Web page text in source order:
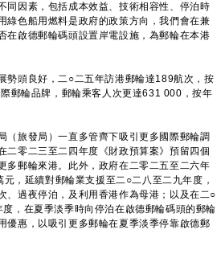
同因素，包括成本效益、技術相容性、停泊時
綠色船用燃料是政府的政策方向，我們會在兼
在啟德郵輪碼頭設置岸電設施，為郵輪在本港
頭良好，二○二五年訪港郵輪達189航次，按
郵輪品牌，郵輪乘客人次更達631 000，按年
旅發局）一直多管齊下吸引更多國際郵輪調
二零二三至二四年度《財政預算案》預留四個
多郵輪來港。此外，政府在二零二五至二六年
，延續對郵輪業支援至二○二八至二九年度，
、過夜停泊，及利用香港作為母港；以及在二○
，在夏季淡季時向停泊在啟德郵輪碼頭的郵輪
優惠，以吸引更多郵輪在夏季淡季停靠啟德郵